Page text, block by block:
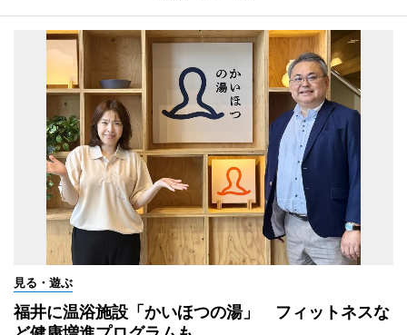
見る・遊ぶ
福井に温浴施設「かいほつの湯」 フィットネスな